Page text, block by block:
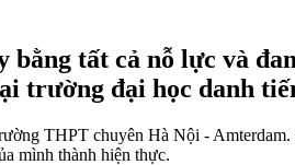
tất cả nỗ lực và
trường đại học danh
THPT chuyên Hà Nội -
mình thành hiện thực.